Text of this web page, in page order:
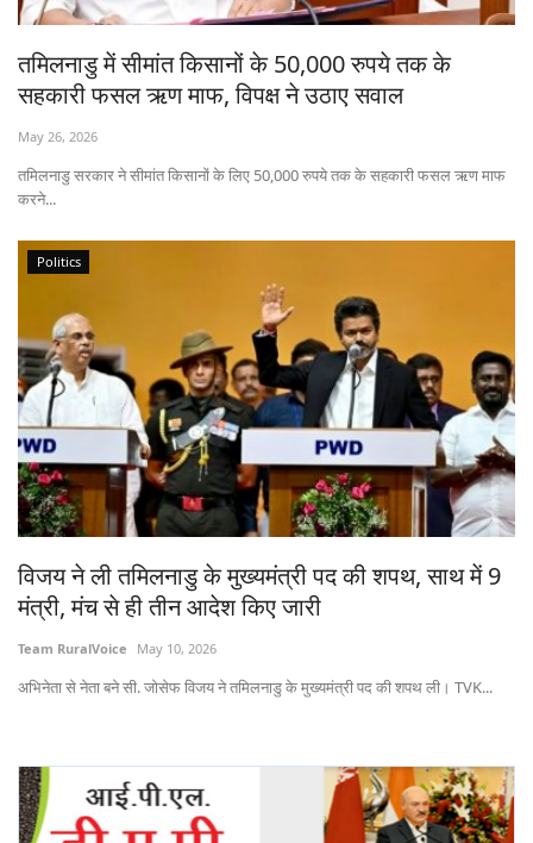
States
Events
Agribusiness
Agritech
Cooperatives
International
Rural Dialogue
Ground Report
Rural Connect
Gallery
National
Latest News
Agri Start-Ups
तमिलनाडु में सीमांत किसानों के 50,000 रुपये तक के
सहकारी फसल ऋण माफ, विपक्ष ने उठाए सवाल
May 26, 2026
तमिलनाडु सरकार ने सीमांत किसानों के लिए 50,000 रुपये तक के सहकारी फसल ऋण माफ
करने...
Politics
विजय ने ली तमिलनाडु के मुख्यमंत्री पद की शपथ, साथ में 9
मंत्री, मंच से ही तीन आदेश किए जारी
Team RuralVoice May 10, 2026
अभिनेता से नेता बने सी. जोसेफ विजय ने तमिलनाडु के मुख्यमंत्री पद की शपथ ली। TVK...